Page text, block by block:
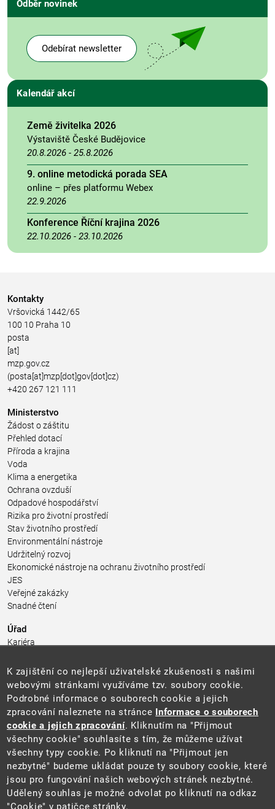
Odběr novinek
Odebírat newsletter
Kalendář akcí
Země živitelka 2026
Výstaviště České Budějovice
20.8.2026 - 25.8.2026
9. online metodická porada SEA
online – přes platformu Webex
22.9.2026
Konference Říční krajina 2026
22.10.2026 - 23.10.2026
Kontakty
Vršovická 1442/65
100 10 Praha 10
posta
[at]
mzp.gov.cz
(posta[at]mzp[dot]gov[dot]cz)
+420 267 121 111
Ministerstvo
Žádost o záštitu
Přehled dotací
Příroda a krajina
Voda
Klima a energetika
Ochrana ovzduší
Odpadové hospodářství
Rizika pro životní prostředí
Stav životního prostředí
Environmentální nástroje
Udržitelný rozvoj
Ekonomické nástroje na ochranu životního prostředí
JES
Veřejné zakázky
Snadné čtení
Úřad
Kariéra
Pro média a veřejnost
Povinně zveřejňované informace
Kontakty
Přistupnost budovy úřadu MŽP
(PDF, 204 kB)
Web
Aktuality
Ochrana osobních údajů
Prohlášení o přístupnosti
Zásady používání cookies
Mapa webu
K zajištění co nejlepší uživatelské zkušenosti s našimi
webovými stránkami využíváme tzv. soubory cookie.
Podrobné informace o souborech cookie a jejich
zpracování naleznete na stránce Informace o souborech
cookie a jejich zpracování. Kliknutím na "Přijmout
všechny cookie" souhlasíte s tím, že můžeme užívat
všechny typy cookie. Po kliknutí na "Přijmout jen
nezbytné" budeme ukládat pouze ty soubory cookie, které
jsou pro fungování našich webových stránek nezbytné.
Udělený souhlas je možné odvolat po kliknutí na odkaz
"Cookie" v patičce stránky.